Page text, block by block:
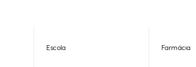
Escola Farmácia